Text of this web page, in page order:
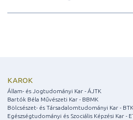
KAROK
Állam- és Jogtudományi Kar - ÁJTK
Bartók Béla Művészeti Kar - BBMK
Bölcsészet- és Társadalomtudományi Kar - BTK
Egészségtudományi és Szociális Képzési Kar -